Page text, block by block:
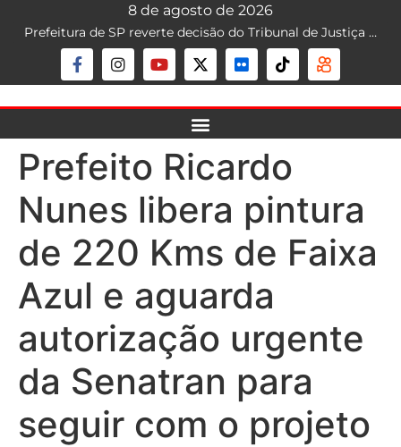
8 de agosto de 2026
Prefeitura de SP reverte decisão do Tribunal de Justiça que liberava mototáxi na capital; serviço segue proibido
Prefeito Ricardo
Nunes libera pintura
de 220 Kms de Faixa
Azul e aguarda
autorização urgente
da Senatran para
seguir com o projeto